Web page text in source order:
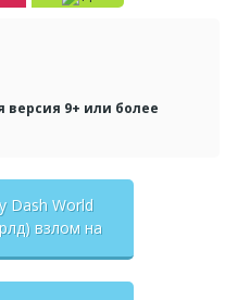
версия 9+ или более
Dash World
взлом на